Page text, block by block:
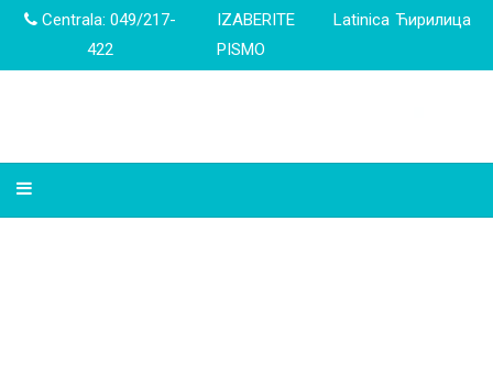
Centrala: 049/217-
422
IZABERITE
PISMO
Latinica Ћирилица